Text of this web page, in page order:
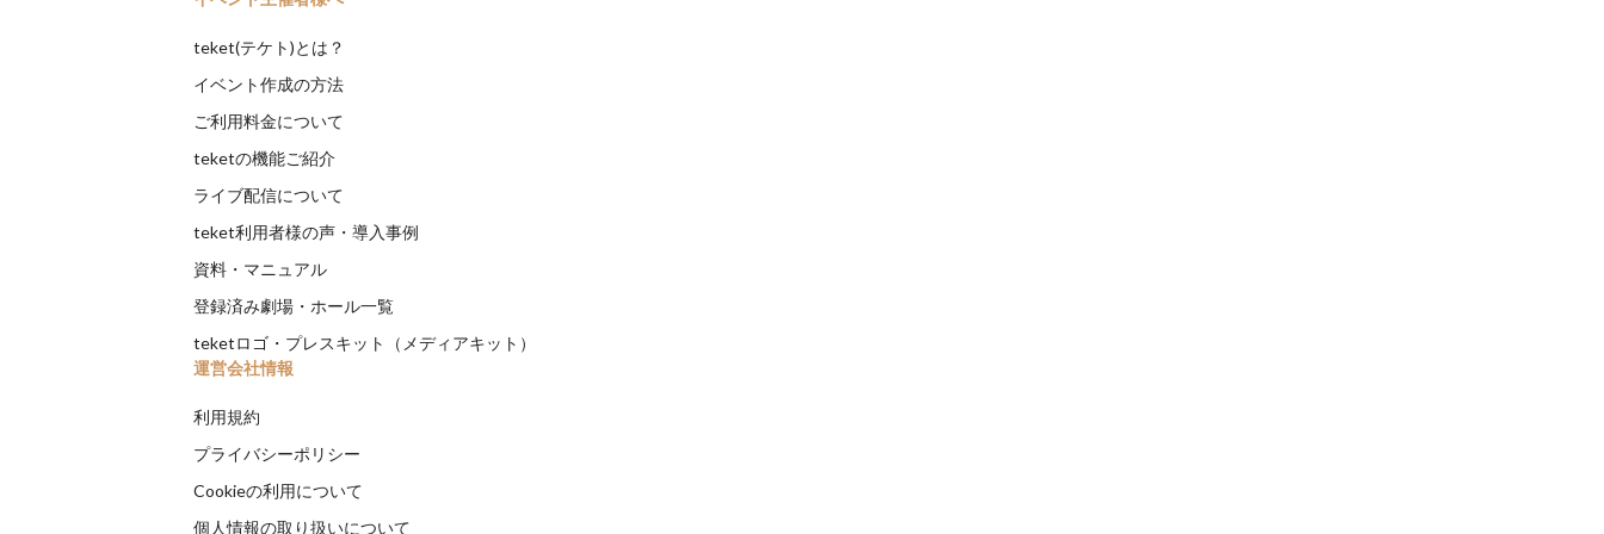
teket(テケト)とは？
イベント作成の方法
ご利用料金について
teketの機能ご紹介
ライブ配信について
teket利用者様の声・導入事例
資料・マニュアル
登録済み劇場・ホール一覧
teketロゴ・プレスキット（メディアキット）
運営会社情報
利用規約
プライバシーポリシー
Cookieの利用について
個人情報の取り扱いについて